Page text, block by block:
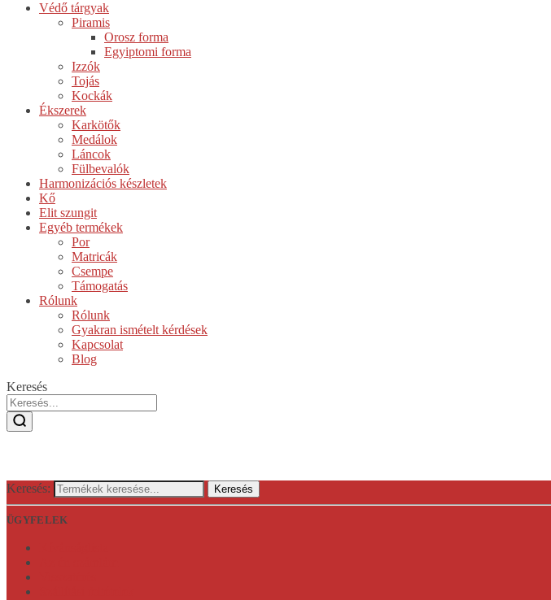
Védő tárgyak
Piramis
Orosz forma
Egyiptomi forma
Izzók
Tojás
Kockák
Ékszerek
Karkötők
Medálok
Láncok
Fülbevalók
Harmonizációs készletek
Kő
Elit szungit
Egyéb termékek
Por
Matricák
Csempe
Támogatás
Rólunk
Rólunk
Gyakran ismételt kérdések
Kapcsolat
Blog
Keresés
Keresés: Keresés
ÜGYFELEK